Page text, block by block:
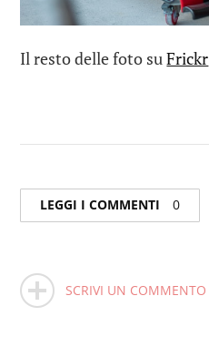
Il resto delle foto suFrickr
LEGGI I COMMENTI 0
SCRIVI UN COMMENTO